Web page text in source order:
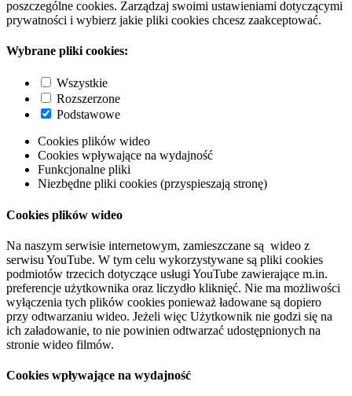
poszczególne cookies. Zarządzaj swoimi ustawieniami dotyczącymi
prywatności i wybierz jakie pliki cookies chcesz zaakceptować.
Wybrane pliki cookies:
Wszystkie
Rozszerzone
Podstawowe
Cookies plików wideo
Cookies wpływające na wydajność
Funkcjonalne pliki
Niezbędne pliki cookies (przyspieszają stronę)
Cookies plików wideo
Na naszym serwisie internetowym, zamieszczane są wideo z
serwisu YouTube. W tym celu wykorzystywane są pliki cookies
podmiotów trzecich dotyczące usługi YouTube zawierające m.in.
preferencje użytkownika oraz liczydło kliknięć. Nie ma możliwości
wyłączenia tych plików cookies ponieważ ładowane są dopiero
przy odtwarzaniu wideo. Jeżeli więc Użytkownik nie godzi się na
ich załadowanie, to nie powinien odtwarzać udostępnionych na
stronie wideo filmów.
Cookies wpływające na wydajność